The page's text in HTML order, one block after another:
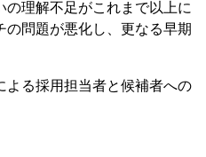
理解不足がこれまで以上に
問題が悪化し、更なる早期
よる採用担当者と候補者への